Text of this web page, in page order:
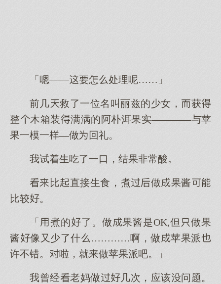
「嗯——怎处理呢……」
前几救了一位名叫丽兹的少女，获
整木箱装满满的阿朴洱果实————与苹
果一模一—做回礼。
我试着生吃了一口，结果非常酸。
比直接生食，煮做果酱
比较。
「煮的了。做果酱是OK,但做果
酱像又少了什…………啊，做苹果派
许不错。啦，就做苹果派吧。」
我曾经老妈做几次，应该问题。